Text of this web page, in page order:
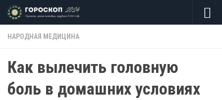
Skip to content
НАРОДНАЯ МЕДИЦИНА
Как вылечить головную
боль в домашних условиях